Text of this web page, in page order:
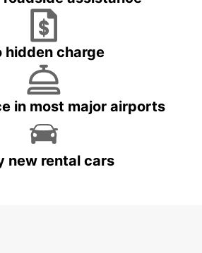
hidden charge
in most major airports
new rental cars